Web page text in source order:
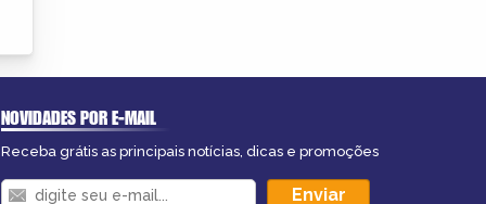
NOVIDADES POR E-MAIL
Receba grátis as principais notícias, dicas e promoções